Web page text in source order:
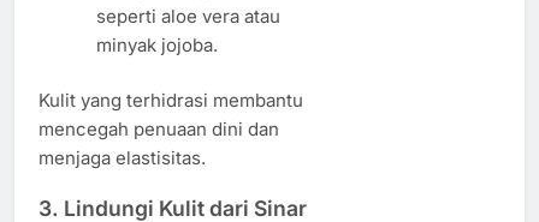
seperti aloe vera atau
minyak jojoba.
Kulit yang terhidrasi membantu
mencegah penuaan dini dan
menjaga elastisitas.
3. Lindungi Kulit dari Sinar